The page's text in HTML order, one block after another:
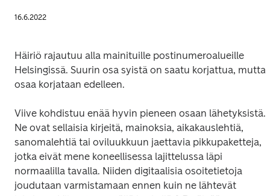
16.6.2022
Häiriö rajautuu alla mainituille postinumeroalueille
Helsingissä. Suurin osa syistä on saatu korjattua, mutta
osaa korjataan edelleen.
Viive kohdistuu enää hyvin pieneen osaan lähetyksistä.
Ne ovat sellaisia kirjeitä, mainoksia, aikakauslehtiä,
sanomalehtiä tai oviluukkuun jaettavia pikkupaketteja,
jotka eivät mene koneellisessa lajittelussa läpi
normaalilla tavalla. Niiden digitaalisia osoitetietoja
joudutaan varmistamaan ennen kuin ne lähtevät